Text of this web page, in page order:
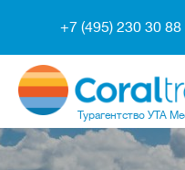
+7 (495) 230 30 88
Турагентство УТА